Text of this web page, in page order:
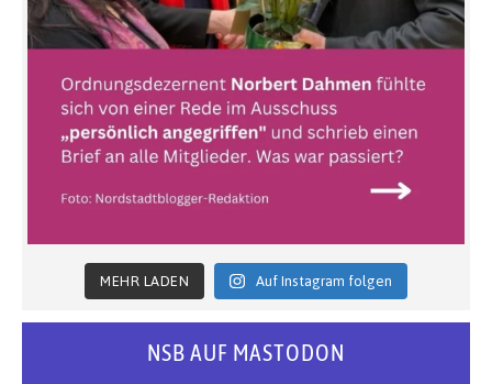
MEHR LADEN Auf Instagram folgen
NSB AUF MASTODON